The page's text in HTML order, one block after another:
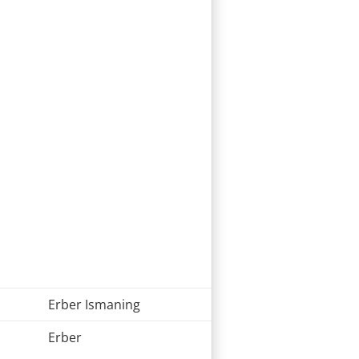
Erber Ismaning
Erber